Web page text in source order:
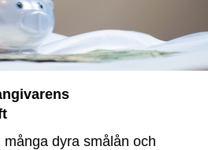
dyra smålån och